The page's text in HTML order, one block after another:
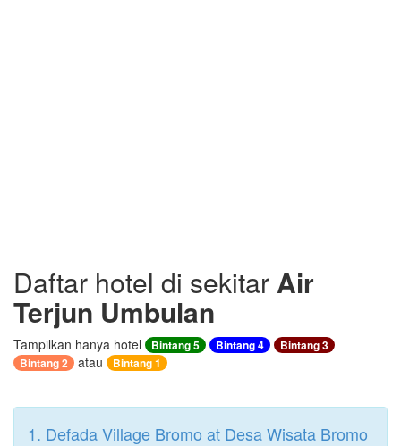
Daftar hotel di sekitar Air
Terjun Umbulan
Tampilkan hanya hotel Bintang 5 Bintang 4
Bintang 3
Bintang 2
atau Bintang 1
1. Defada Village Bromo at Desa Wisata Bromo